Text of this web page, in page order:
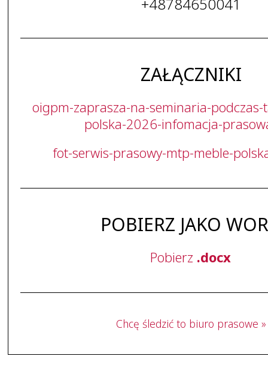
+48784650041
ZAŁĄCZNIKI
oigpm-zaprasza-na-seminaria-
polska-2026-infomacja-
fot-serwis-prasowy-mtp-meble-
POBIERZ JAKO
Pobierz .docx
Chcę śledzić to biuro prasowe »